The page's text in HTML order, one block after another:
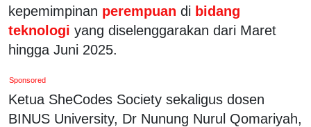
kepemimpinan perempuan di bidang
teknologi yang diselenggarakan dari Maret
hingga Juni 2025.
Sponsored
Ketua SheCodes Society sekaligus dosen
BINUS University, Dr Nunung Nurul Qomariyah,